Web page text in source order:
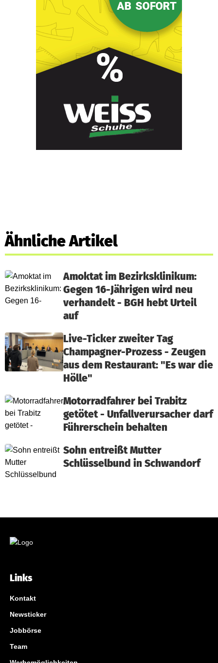
Ähnliche Artikel
Amoktat im Bezirksklinikum:
Gegen 16-Jährigen wird neu
verhandelt - BGH hebt Urteil
auf
Live-Ticker zweiter Tag
Champagner-Prozess - Zeugen
aus dem Restaurant: "Es war die
Hölle"
Motorradfahrer bei Trabitz
getötet - Unfallverursacher darf
Führerschein behalten
Sohn entreißt Mutter
Schlüsselbund in Schwandorf
Links
Kontakt
Newsticker
Jobbörse
Team